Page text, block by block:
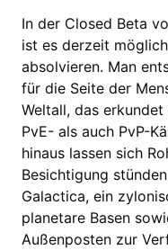
In der Closed Beta
ist es derzeit
absolvieren. Man
für die Seite der
Weltall, das
PvE- als auch PvP-
hinaus lassen sich
Besichtigung
Galactica, ein
planetare Basen
Außenposten zur